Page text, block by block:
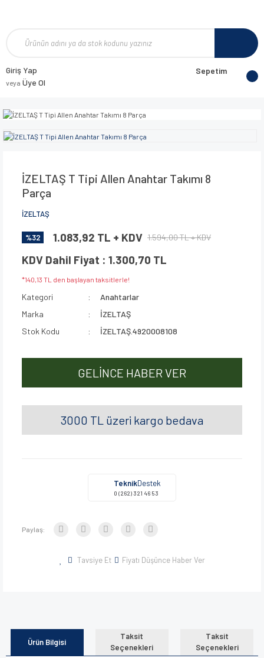
Giriş Yap
veya Üye Ol
Sepetim
İZELTAŞ T Tipi Allen Anahtar Takımı 8
Parça
İZELTAŞ
%32 1.083,92 TL + KDV 1.594,00 TL + KDV
KDV Dahil Fiyat : 1.300,70 TL
*140,13 TL den başlayan taksitlerle!
Kategori
Anahtarlar
Marka
İZELTAŞ
Stok Kodu
İZELTAŞ.4920008108
GELİNCE HABER VER
3000 TL üzeri kargo bedava
TeknikDestek
0 (262) 321 46 53
Paylaş:
Tavsiye Et Fiyatı Düşünce Haber Ver
Ürün Bilgisi
Taksit
Seçenekleri
Taksit
Seçenekleri